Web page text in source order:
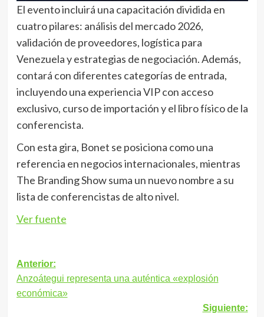
El evento incluirá una capacitación dividida en
cuatro pilares: análisis del mercado 2026,
validación de proveedores, logística para
Venezuela y estrategias de negociación. Además,
contará con diferentes categorías de entrada,
incluyendo una experiencia VIP con acceso
exclusivo, curso de importación y el libro físico de la
conferencista.
Con esta gira, Bonet se posiciona como una
referencia en negocios internacionales, mientras
The Branding Show suma un nuevo nombre a su
lista de conferencistas de alto nivel.
Ver fuente
Navegación
de
Anterior:
Anzoátegui representa una auténtica «explosión
económica»
Siguiente: